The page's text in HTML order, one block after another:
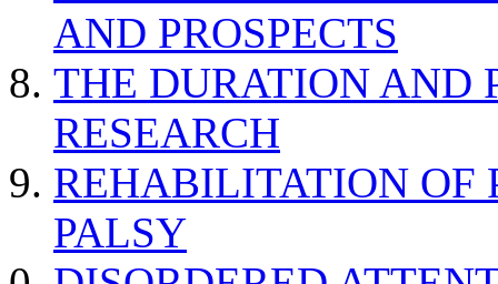
AND PROSPECTS
THE DURATION AND
RESEARCH
REHABILITATION OF
PALSY